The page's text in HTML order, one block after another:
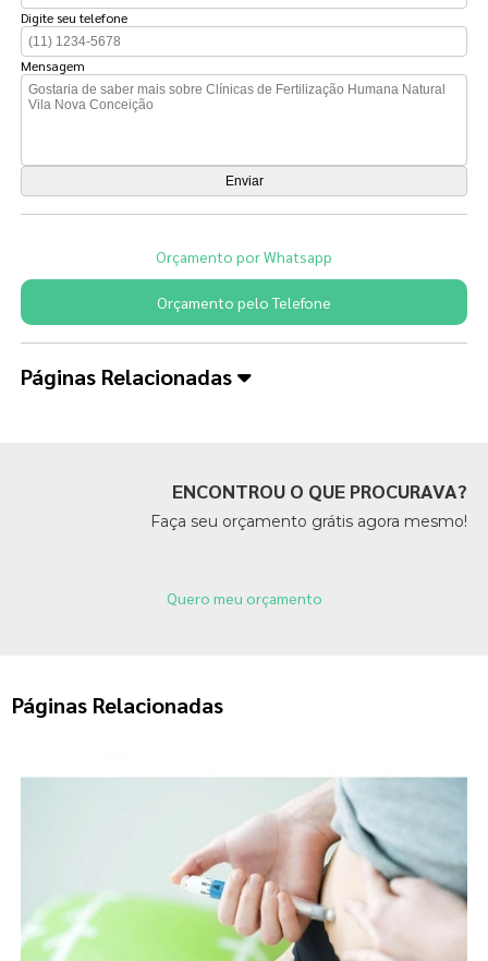
Digite seu telefone
Mensagem
Orçamento por Whatsapp
Orçamento pelo Telefone
Páginas Relacionadas
ENCONTROU O QUE PROCURAVA?
Faça seu orçamento grátis agora mesmo!
Quero meu orçamento
Páginas Relacionadas